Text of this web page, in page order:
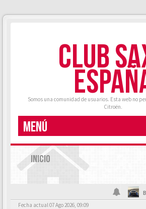
CLUB
Somos una comunidad de usuarios. Esta web no
Citroën.
MENÚ
INICIO
Fecha actual 07 Ago 2026, 09:09